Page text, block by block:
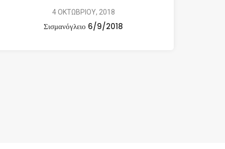
4 ΟΚΤΩΒΡΙΟΥ, 2018
Σισμανόγλειο 6/9/2018